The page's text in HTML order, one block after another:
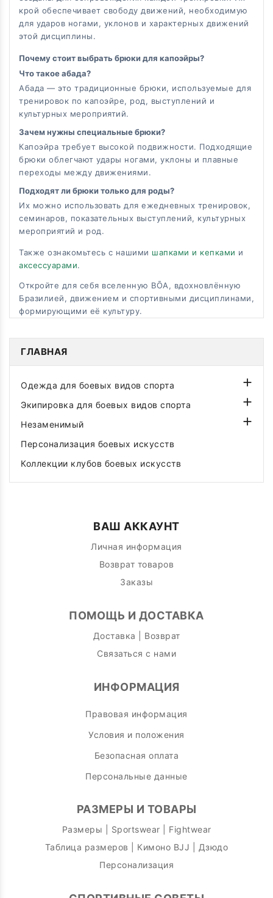
крой обеспечивает свободу движений, необходимую
для ударов ногами, уклонов и характерных движений
этой дисциплины.
Почему стоит выбрать брюки для капоэйры?
Что такое абада?
Абада — это традиционные брюки, используемые для
тренировок по капоэйре, род, выступлений и
культурных мероприятий.
Зачем нужны специальные брюки?
Капоэйра требует высокой подвижности. Подходящие
брюки облегчают удары ногами, уклоны и плавные
переходы между движениями.
Подходят ли брюки только для роды?
Их можно использовать для ежедневных тренировок,
семинаров, показательных выступлений, культурных
мероприятий и род.
Также ознакомьтесь с нашими шапками и кепками и
аксессуарами.
Откройте для себя вселенную BŌA, вдохновлённую
Бразилией, движением и спортивными дисциплинами,
формирующими её культуру.
ГЛАВНАЯ
Одежда для боевых видов спорта 
Экипировка для боевых видов спорта 
Незаменимый 
Персонализация боевых искусств
Коллекции клубов боевых искусств
ВАШ АККАУНТ
Личная информация
Возврат товаров
Заказы
ПОМОЩЬ И ДОСТАВКА
Доставка | Возврат
Связаться с нами
ИНФОРМАЦИЯ
Правовая информация
Условия и положения
Безопасная оплата
Персональные данные
РАЗМЕРЫ И ТОВАРЫ
Размеры | Sportswear | Fightwear
Таблица размеров | Кимоно BJJ | Дзюдо
Персонализация